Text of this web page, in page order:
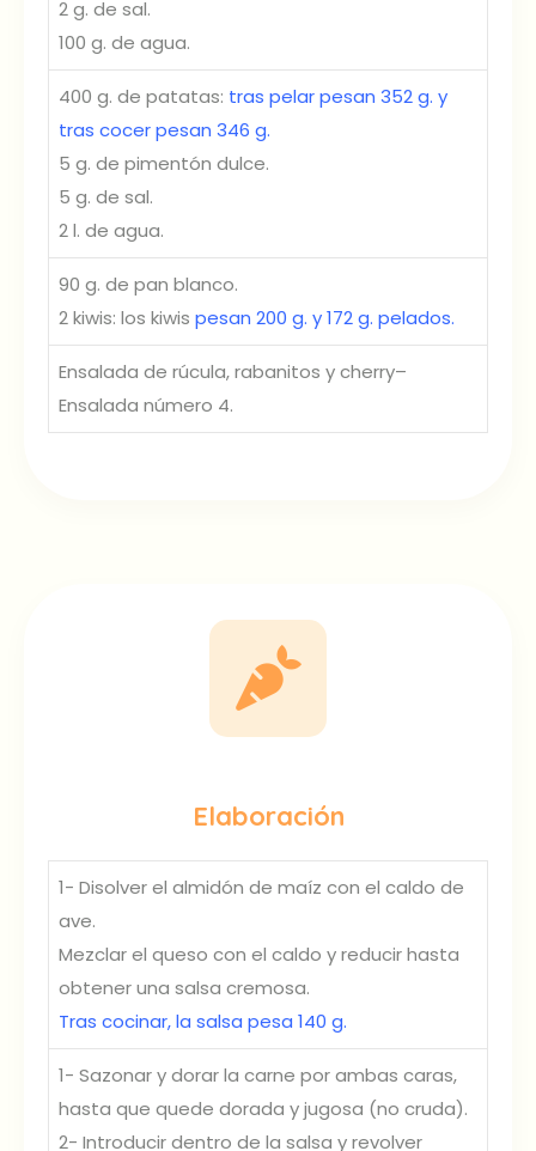
2 g. de sal.
100 g. de agua.
400 g. de patatas: tras pelar pesan 352 g. y
tras cocer pesan 346 g.
5 g. de pimentón dulce.
5 g. de sal.
2 l. de agua.
90 g. de pan blanco.
2 kiwis: los kiwis pesan 200 g. y 172 g. pelados.
Ensalada de rúcula, rabanitos y cherry–
Ensalada número 4.
Elaboración
1- Disolver el almidón de maíz con el caldo de
ave.
Mezclar el queso con el caldo y reducir hasta
obtener una salsa cremosa.
Tras cocinar, la salsa pesa 140 g.
1- Sazonar y dorar la carne por ambas caras,
hasta que quede dorada y jugosa (no cruda).
2- Introducir dentro de la salsa y revolver